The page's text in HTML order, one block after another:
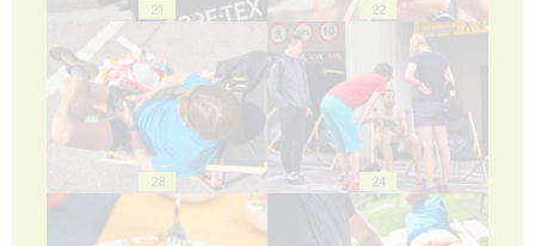
21 22
23 24